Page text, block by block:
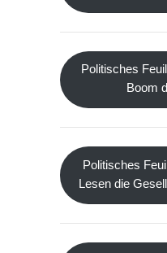
Politisches
Boom
Politisches
Lesen die